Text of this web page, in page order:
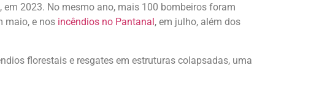
2023. No mesmo ano, mais 100 bombeiros foram
maio, e nos incêndios no Pantanal , em julho, além dos
florestais e resgates em estruturas colapsadas, uma